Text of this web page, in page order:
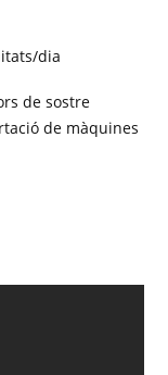
dia
de sostre
de màquines